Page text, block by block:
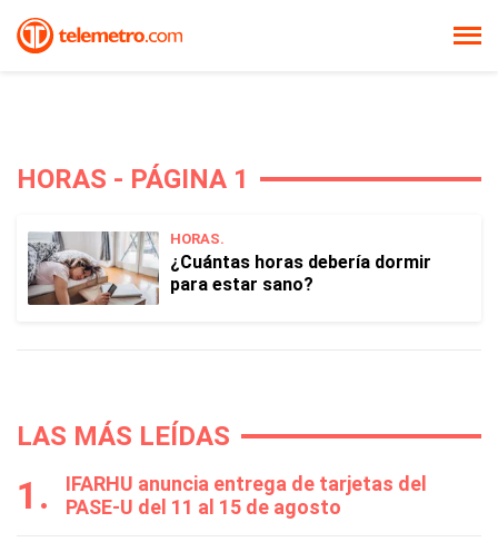
HORAS - PÁGINA 1
HORAS.
¿Cuántas horas debería dormir
para estar sano?
LAS MÁS LEÍDAS
IFARHU anuncia entrega de tarjetas del
PASE-U del 11 al 15 de agosto